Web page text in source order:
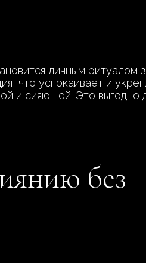
личным ритуалом
что успокаивает и
и сияющей. Это выгодно
без